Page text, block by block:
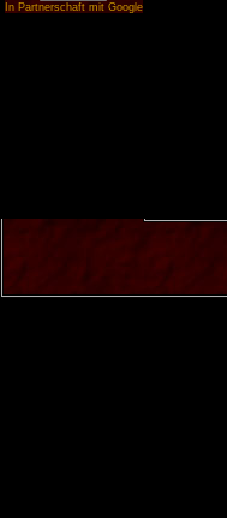
In Partnerschaft mit Google